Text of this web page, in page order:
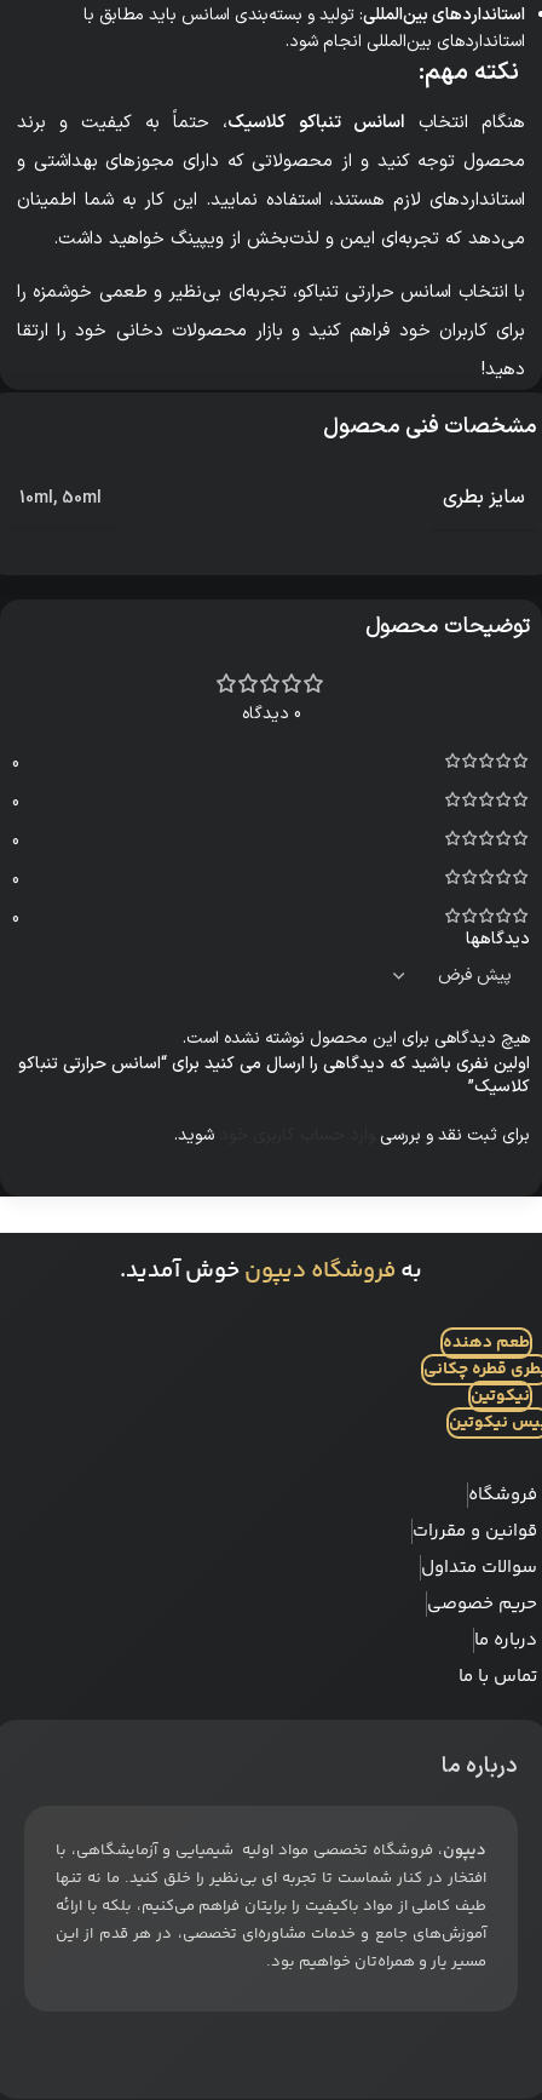
استانداردهای بین‌المللی: تولید و بسته‌بندی اسانس باید مطابق با
استانداردهای بین‌المللی انجام شود.
نکته مهم:
هنگام انتخاب اسانس تنباکو کلاسیک، حتماً به کیفیت و برند
محصول توجه کنید و از محصولاتی که دارای مجوزهای بهداشتی و
استانداردهای لازم هستند، استفاده نمایید. این کار به شما اطمینان
می‌دهد که تجربه‌ای ایمن و لذت‌بخش از ویپینگ خواهید داشت.
با انتخاب اسانس حرارتی تنباکو، تجربه‌ای بی‌نظیر و طعمی خوشمزه را
برای کاربران خود فراهم کنید و بازار محصولات دخانی خود را ارتقا
دهید!
مشخصات فنی محصول
سایز بطری 10ml, 50ml
توضیحات محصول
0 دیدگاه
0
0
0
0
0
دیدگاهها
هیچ دیدگاهی برای این محصول نوشته نشده است.
اولین نفری باشید که دیدگاهی را ارسال می کنید برای “اسانس حرارتی تنباکو
کلاسیک”
برای ثبت نقد و بررسی
شوید.
به فروشگاه دیپونخوش آمدید.
طعم دهنده
قطره چکانی
نیکوتین
نیکوتین
فروشگاه
قوانین و مقررات
سوالات متداول
حریم خصوصی
درباره ما
تماس با ما
درباره ما
دیپون، فروشگاه تخصصی مواد اولیه شیمیایی و آزمایشگاهی، با
افتخار در کنار شماست تا تجربه ای بی‌نظیر را خلق کنید. ما نه تنها
طیف کاملی از مواد باکیفیت را برایتان فراهم می‌کنیم، بلکه با ارائه
آموزش‌های جامع و خدمات مشاوره‌ای تخصصی، در هر قدم از این
مسیر یار و همراه‌تان خواهیم بود.